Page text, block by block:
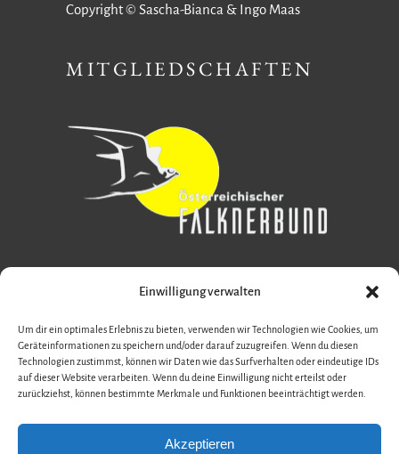
Einwilligung verwalten
Um dir ein optimales Erlebnis zu bieten, verwenden wir Technologien wie Cookies, um
Geräteinformationen zu speichern und/oder darauf zuzugreifen. Wenn du diesen
Technologien zustimmst, können wir Daten wie das Surfverhalten oder eindeutige IDs
auf dieser Website verarbeiten. Wenn du deine Einwilligung nicht erteilst oder
zurückziehst, können bestimmte Merkmale und Funktionen beeinträchtigt werden.
Akzeptieren
Copyright © Sascha-Bianca & Ingo Maas
MITGLIEDSCHAFTEN